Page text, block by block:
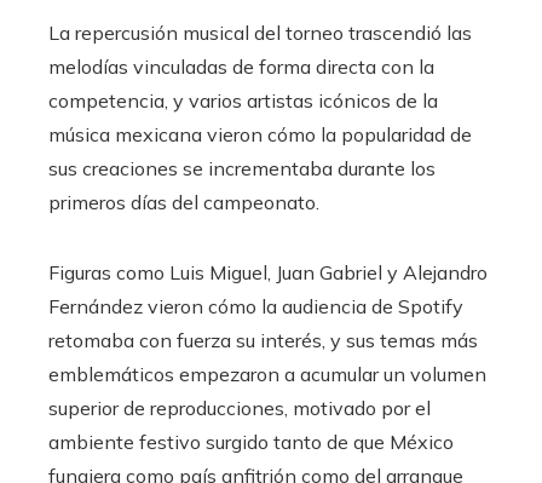
La repercusión musical del torneo trascendió las
melodías vinculadas de forma directa con la
competencia, y varios artistas icónicos de la
música mexicana vieron cómo la popularidad de
sus creaciones se incrementaba durante los
primeros días del campeonato.
Figuras como Luis Miguel, Juan Gabriel y Alejandro
Fernández vieron cómo la audiencia de Spotify
retomaba con fuerza su interés, y sus temas más
emblemáticos empezaron a acumular un volumen
superior de reproducciones, motivado por el
ambiente festivo surgido tanto de que México
fungiera como país anfitrión como del arranque